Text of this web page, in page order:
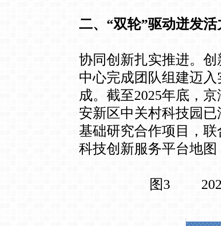
二、“双轮”驱动迸发活
协同创新扎实推进。
中心完成团队组建迈
成。截至2025年底，
安新区中关村科技园
基础研究合作项目，
科技创新服务平台地
图3 2020-